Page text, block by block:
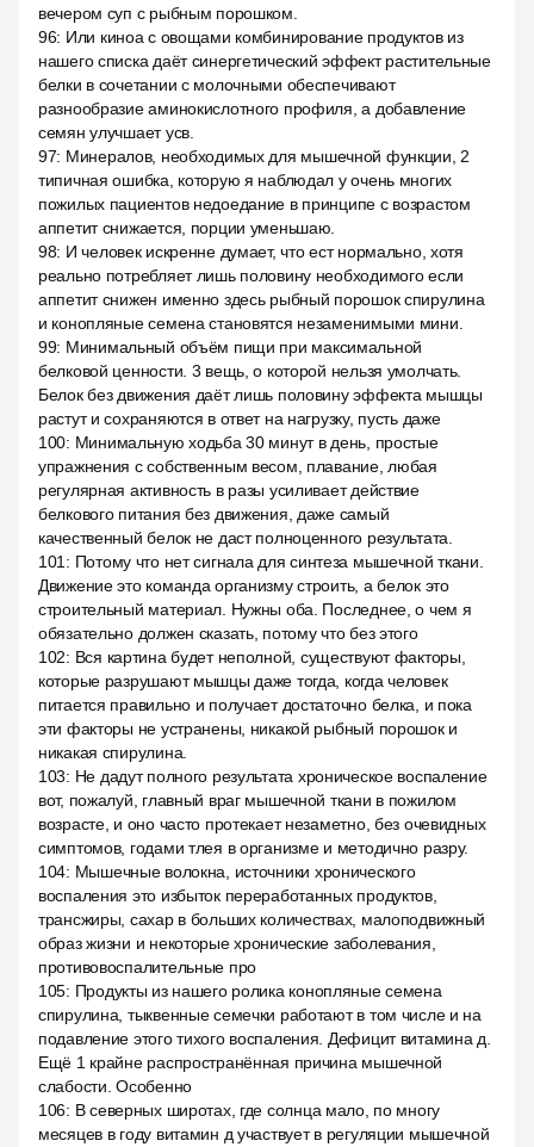
вечером суп с рыбным порошком.
96: Или киноа с овощами комбинирование продуктов из
нашего списка даёт синергетический эффект растительные
белки в сочетании с молочными обеспечивают
разнообразие аминокислотного профиля, а добавление
семян улучшает усв.
97: Минералов, необходимых для мышечной функции, 2
типичная ошибка, которую я наблюдал у очень многих
пожилых пациентов недоедание в принципе с возрастом
аппетит снижается, порции уменьшаю.
98: И человек искренне думает, что ест нормально, хотя
реально потребляет лишь половину необходимого если
аппетит снижен именно здесь рыбный порошок спирулина
и конопляные семена становятся незаменимыми мини.
99: Минимальный объём пищи при максимальной
белковой ценности. 3 вещь, о которой нельзя умолчать.
Белок без движения даёт лишь половину эффекта мышцы
растут и сохраняются в ответ на нагрузку, пусть даже
100: Минимальную ходьба 30 минут в день, простые
упражнения с собственным весом, плавание, любая
регулярная активность в разы усиливает действие
белкового питания без движения, даже самый
качественный белок не даст полноценного результата.
101 : Потому что нет сигнала для синтеза мышечной ткани.
Движение это команда организму строить, а белок это
строительный материал. Нужны оба. Последнее, о чем я
обязательно должен сказать, потому что без этого
102: Вся картина будет неполной, существуют факторы,
которые разрушают мышцы даже тогда, когда человек
питается правильно и получает достаточно белка, и пока
эти факторы не устранены, никакой рыбный порошок и
никакая спирулина.
103: Не дадут полного результата хроническое воспаление
вот, пожалуй, главный враг мышечной ткани в пожилом
возрасте, и оно часто протекает незаметно, без очевидных
симптомов, годами тлея в организме и методично разру.
104: Мышечные волокна, источники хронического
воспаления это избыток переработанных продуктов,
трансжиры, сахар в больших количествах, малоподвижный
образ жизни и некоторые хронические заболевания,
противовоспалительные про
105: Продукты из нашего ролика конопляные семена
спирулина, тыквенные семечки работают в том числе и на
подавление этого тихого воспаления. Дефицит витамина д.
Ещё 1 крайне распространённая причина мышечной
слабости. Особенно
106: В северных широтах, где солнца мало, по многу
месяцев в году витамин д участвует в регуляции мышечной